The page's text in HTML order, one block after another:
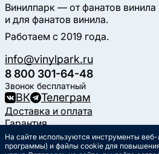
Винилпарк — от фанатов винила
и для фанатов винила.
Работаем с 2019 года.
info@vinylpark.ru
8 800 301-64-48
Звонок бесплатный
ВК Телеграм
Доставка и оплата
Гарантия
Контакты
Статьи
На сайте используются инструменты
программы) и файлы cookie для